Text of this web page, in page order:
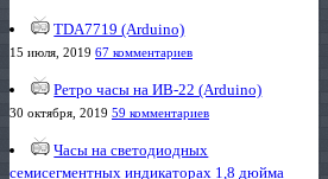
TDA7719 (Arduino)
15 июля, 2019 67 комментариев
Ретро часы на ИВ-22 (Arduino)
30 октября, 2019 59 комментариев
Часы на светодиодных
семисегментных индикаторах 1,8 дюйма